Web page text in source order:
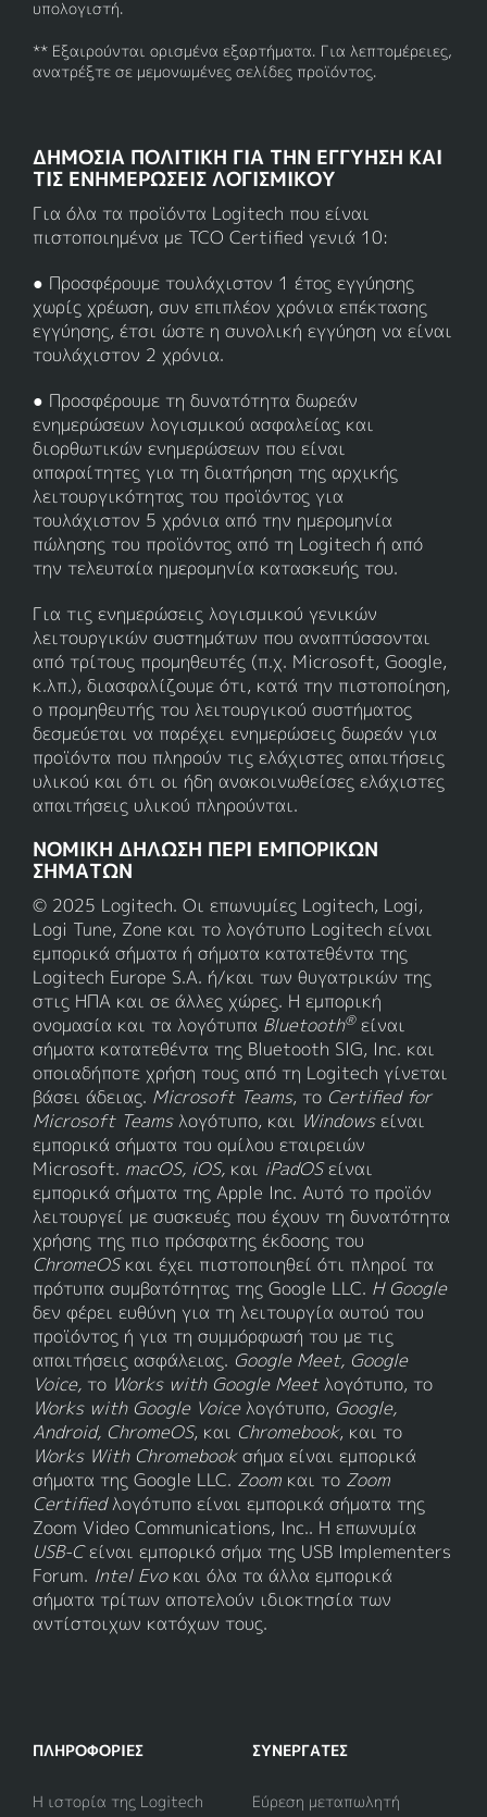
υπολογιστή.
** Εξαιρούνται ορισμένα εξαρτήματα. Για λεπτομέρειες,
ανατρέξτε σε μεμονωμένες σελίδες προϊόντος.
ΔΗΜΌΣΙΑ ΠΟΛΙΤΙΚΉ ΓΙΑ ΤΗΝ ΕΓΓΎΗΣΗ ΚΑΙ
ΤΙΣ ΕΝΗΜΕΡΏΣΕΙΣ ΛΟΓΙΣΜΙΚΟΎ
Για όλα τα προϊόντα Logitech που είναι
πιστοποιημένα με TCO Certified γενιά 10:
● Προσφέρουμε τουλάχιστον 1 έτος εγγύησης
χωρίς χρέωση, συν επιπλέον χρόνια επέκτασης
εγγύησης, έτσι ώστε η συνολική εγγύηση να είναι
τουλάχιστον 2 χρόνια.
● Προσφέρουμε τη δυνατότητα δωρεάν
ενημερώσεων λογισμικού ασφαλείας και
διορθωτικών ενημερώσεων που είναι
απαραίτητες για τη διατήρηση της αρχικής
λειτουργικότητας του προϊόντος για
τουλάχιστον 5 χρόνια από την ημερομηνία
πώλησης του προϊόντος από τη Logitech ή από
την τελευταία ημερομηνία κατασκευής του.
Για τις ενημερώσεις λογισμικού γενικών
λειτουργικών συστημάτων που αναπτύσσονται
από τρίτους προμηθευτές (π.χ. Microsoft, Google,
κ.λπ.), διασφαλίζουμε ότι, κατά την πιστοποίηση,
ο προμηθευτής του λειτουργικού συστήματος
δεσμεύεται να παρέχει ενημερώσεις δωρεάν για
προϊόντα που πληρούν τις ελάχιστες απαιτήσεις
υλικού και ότι οι ήδη ανακοινωθείσες ελάχιστες
απαιτήσεις υλικού πληρούνται.
ΝΟΜΙΚΗ ΔΗΛΩΣΗ ΠΕΡΙ ΕΜΠΟΡΙΚΩΝ
ΣΗΜΑΤΩΝ
© 2025 Logitech. Οι επωνυμίες Logitech, Logi,
Logi Tune, Zone και το λογότυπο Logitech είναι
εμπορικά σήματα ή σήματα κατατεθέντα της
Logitech Europe S.A. ή/και των θυγατρικών της
στις ΗΠΑ και σε άλλες χώρες. Η εμπορική
ονομασία και τα λογότυπα Bluetooth® είναι
σήματα κατατεθέντα της Bluetooth SIG, Inc. και
οποιαδήποτε χρήση τους από τη Logitech γίνεται
βάσει άδειας. Microsoft Teams, το Certified for
Microsoft Teamsλογότυπο, και Windowsείναι
εμπορικά σήματα του ομίλου εταιρειών
Microsoft. macOS, iOS, και iPadOSείναι
εμπορικά σήματα της Apple Inc. Αυτό το προϊόν
λειτουργεί με συσκευές που έχουν τη δυνατότητα
χρήσης της πιο πρόσφατης έκδοσης του
ChromeOSκαι έχει πιστοποιηθεί ότι πληροί τα
πρότυπα συμβατότητας της Google LLC. Η Google
δεν φέρει ευθύνη για τη λειτουργία αυτού του
προϊόντος ή για τη συμμόρφωσή του με τις
απαιτήσεις ασφάλειας. Google Meet, Google
Voice, το Works with Google Meetλογότυπο, το
Works with Google Voiceλογότυπο, Google,
Android, ChromeOS, και Chromebook, και το
Works With Chromebookσήμα είναι εμπορικά
σήματα της Google LLC. Zoom και το Zoom
Certifiedλογότυπο είναι εμπορικά σήματα της
Zoom Video Communications, Inc.. Η επωνυμία
USB-Cείναι εμπορικό σήμα της USB Implementers
Forum. Intel Evoκαι όλα τα άλλα εμπορικά
σήματα τρίτων αποτελούν ιδιοκτησία των
αντίστοιχων κατόχων τους.
ΠΛΗΡΟΦΟΡΊΕΣ
Η ιστορία της Logitech
ΣΥΝΕΡΓΆΤΕΣ
Εύρεση μεταπωλητή